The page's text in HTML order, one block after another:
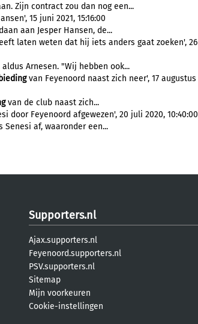
Zijn contract zou dan nog een...
15 juni 2021, 15:16:00
aan Jesper Hansen, de...
laten weten dat hij iets anders gaat zoeken', 26
aldus Arnesen. "Wij hebben ook...
biedingvan Feyenoord naast zich neer', 17 augustus
van de club naast zich...
door Feyenoord afgewezen', 20 juli 2020, 10:40:00
Senesi af, waaronder een...
Supporters.nl
Ajax.supporters.nl
Feyenoord.supporters.nl
PSV.supporters.nl
Sitemap
Mijn voorkeuren
Cookie-instellingen